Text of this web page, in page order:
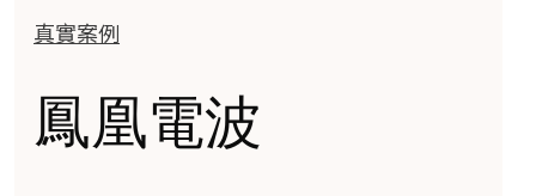
真實案例
鳳凰電波